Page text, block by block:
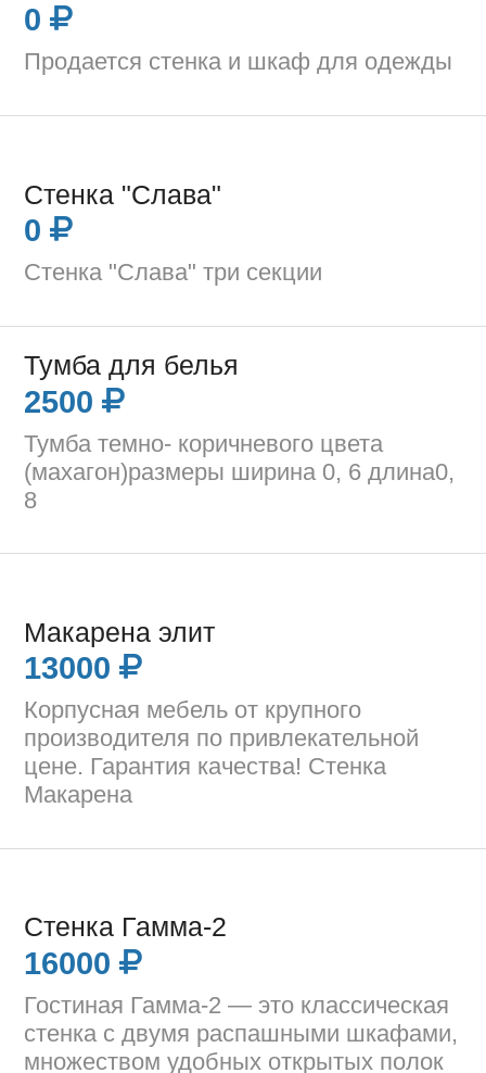
0
Продается стенка и шкаф для одежды
Стенка "Слава"
0
Стенка "Слава" три секции
Тумба для белья
2500
Тумба темно- коричневого цвета
(махагон)размеры ширина 0, 6 длина0,
8
Макарена элит
13000
Корпусная мебель от крупного
производителя по привлекательной
цене. Гарантия качества! Стенка
Макарена
Стенка Гамма-2
16000
Гостиная Гамма-2 — это классическая
стенка с двумя распашными шкафами,
множеством удобных открытых полок